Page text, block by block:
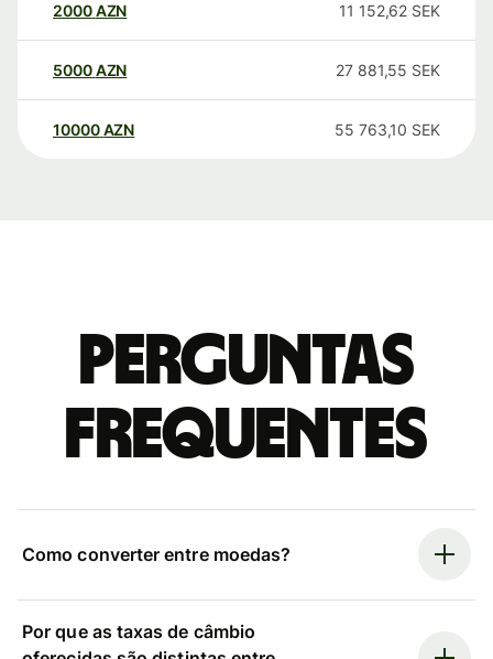
2000AZN 11 152,62 SEK
5000AZN 27 881,55 SEK
10000 AZN 55 763,10 SEK
Perguntas
frequentes
Como converter entre moedas?
Por que as taxas de câmbio